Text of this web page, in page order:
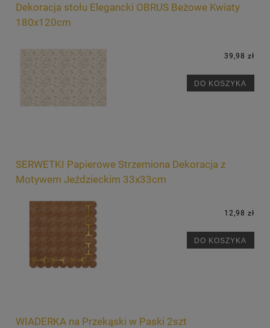
Dekoracja stołu Elegancki OBRUS Beżowe Kwiaty
180x120cm
39,98 zł
DO KOSZYKA
SERWETKI Papierowe Strzemiona Dekoracja z
Motywem Jeździeckim 33x33cm
12,98 zł
DO KOSZYKA
WIADERKA na Przekąski w Paski 2szt